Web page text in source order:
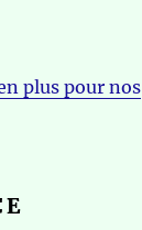
plus pour nos